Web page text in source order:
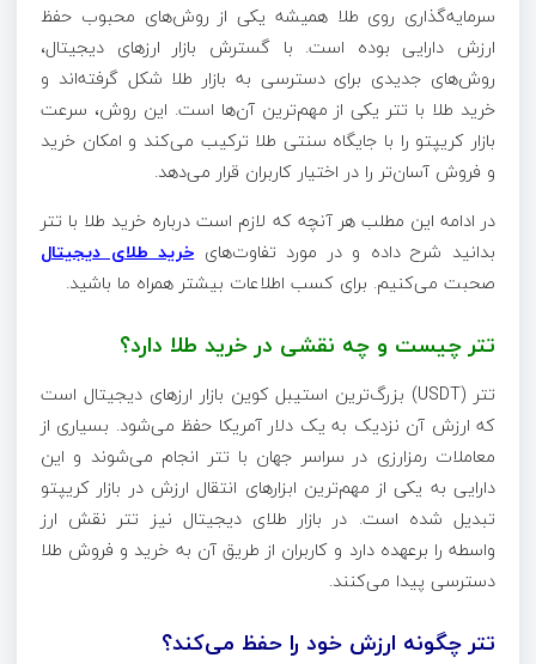
سرمایه‌گذاری روی طلا همیشه یکی از روش‌های محبوب حفظ
ارزش دارایی بوده است. با گسترش بازار ارزهای دیجیتال،
روش‌های جدیدی برای دسترسی به بازار طلا شکل گرفته‌اند و
خرید طلا با تتر یکی از مهم‌ترین آن‌ها است. این روش، سرعت
بازار کریپتو را با جایگاه سنتی طلا ترکیب می‌کند و امکان خرید
و فروش آسان‌تر را در اختیار کاربران قرار می‌دهد.
در ادامه این مطلب هر آنچه که لازم است درباره خرید طلا با تتر
بدانید شرح داده و در مورد تفاوت‌هایخرید طلای دیجیتال
صحبت می‌کنیم. برای کسب اطلاعات بیشتر همراه ما باشید.
تتر چیست و چه نقشی در خرید طلا دارد؟
تتر (USDT) بزرگ‌ترین استیبل کوین بازار ارزهای دیجیتال است
که ارزش آن نزدیک به یک دلار آمریکا حفظ می‌شود. بسیاری از
معاملات رمزارزی در سراسر جهان با تتر انجام می‌شوند و این
دارایی به یکی از مهم‌ترین ابزارهای انتقال ارزش در بازار کریپتو
تبدیل شده است. در بازار طلای دیجیتال نیز تتر نقش ارز
واسطه را برعهده دارد و کاربران از طریق آن به خرید و فروش طلا
دسترسی پیدا می‌کنند.
تتر چگونه ارزش خود را حفظ می‌کند؟